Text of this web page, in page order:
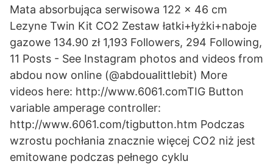
Mata absorbująca serwisowa 122 x 46 cm
Lezyne Twin Kit CO2 Zestaw łatki+łyżki+naboje
gazowe 134.90 zł 1,193 Followers, 294 Following,
11 Posts - See Instagram photos and videos from
abdou now online (@abdoualittlebit) More
videos here: http://www.6061.comTIG Button
variable amperage controller:
http://www.6061.com/tigbutton.htm Podczas
wzrostu pochłania znacznie więcej CO2 niż jest
emitowane podczas pełnego cyklu